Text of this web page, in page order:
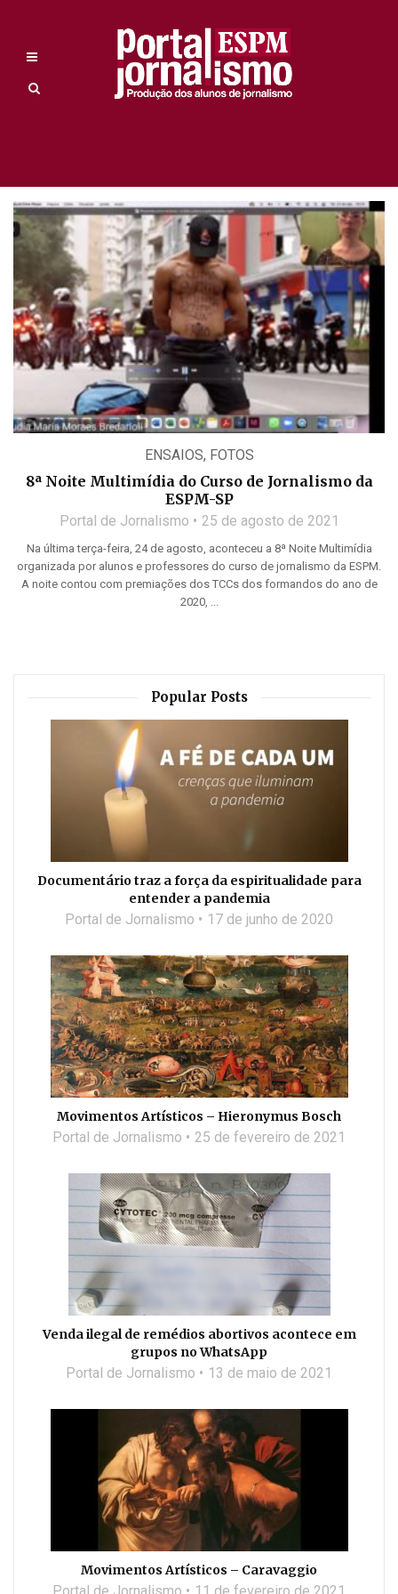
ENSAIOS, FOTOS
8ª Noite Multimídia do Curso de Jornalismo da
ESPM-SP
Portal de Jornalismo 25 de agosto de 2021
Na última terça-feira, 24 de agosto, aconteceu a 8ª Noite Multimídia
organizada por alunos e professores do curso de jornalismo da ESPM.
A noite contou com premiações dos TCCs dos formandos do ano de
2020, ...
Popular Posts
Documentário traz a força da espiritualidade para
entender a pandemia
Portal de Jornalismo 17 de junho de 2020
Movimentos Artísticos – Hieronymus Bosch
Portal de Jornalismo 25 de fevereiro de 2021
Venda ilegal de remédios abortivos acontece em
grupos no WhatsApp
Portal de Jornalismo 13 de maio de 2021
Movimentos Artísticos – Caravaggio